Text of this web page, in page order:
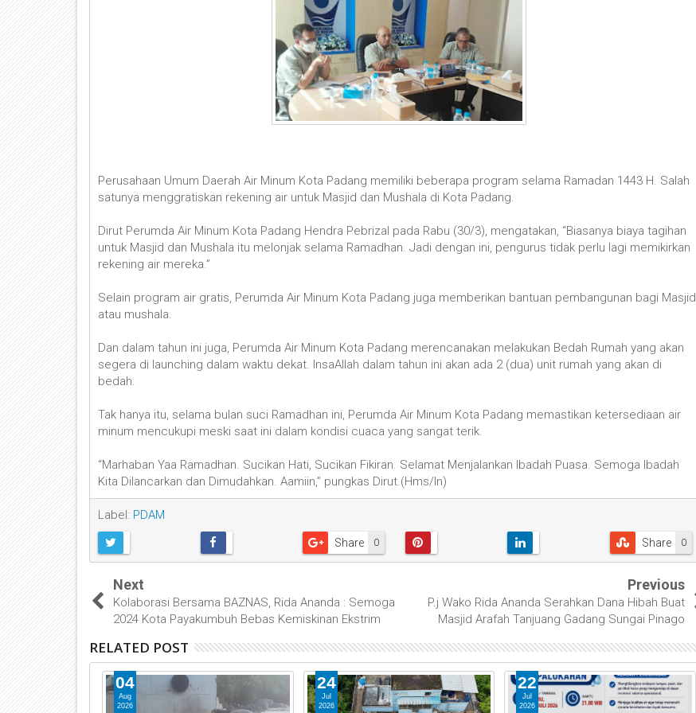
Perusahaan Umum Daerah Air Minum Kota Padang memiliki beberapa program selama Ramadan 1443 H. Salah
satunya menggratiskan rekening air untuk Masjid dan Mushala di Kota Padang.
Dirut Perumda Air Minum Kota Padang Hendra Pebrizal pada Rabu (30/3), mengatakan, “Biasanya biaya tagihan
untuk Masjid dan Mushala itu melonjak selama Ramadhan. Jadi dengan ini, pengurus tidak perlu lagi memikirkan
rekening air mereka.”
Selain program air gratis, Perumda Air Minum Kota Padang juga memberikan bantuan pembangunan bagi Masjid
atau mushala.
Dan dalam tahun ini juga, Perumda Air Minum Kota Padang merencanakan melakukan Bedah Rumah yang akan
segera di launching dalam waktu dekat. InsaAllah dalam tahun ini akan ada 2 (dua) unit rumah yang akan di
bedah.
Tak hanya itu, selama bulan suci Ramadhan ini, Perumda Air Minum Kota Padang memastikan ketersediaan air
minum mencukupi meski saat ini dalam kondisi cuaca yang sangat terik.
“Marhaban Yaa Ramadhan. Sucikan Hati, Sucikan Fikiran. Selamat Menjalankan Ibadah Puasa. Semoga Ibadah
Kita Dilancarkan dan Dimudahkan. Aamiin,” pungkas Dirut.(Hms/In)
Label: PDAM
0
Share 0
Share
Next
Kolaborasi Bersama BAZNAS, Rida Ananda : Semoga
2024 Kota Payakumbuh Bebas Kemiskinan Ekstrim
Previous
P.j Wako Rida Ananda Serahkan Dana Hibah Buat
Masjid Arafah Tanjuang Gadang Sungai Pinago
RELATED POST
04
Aug
2026
24
Jul
2026
22
Jul
2026